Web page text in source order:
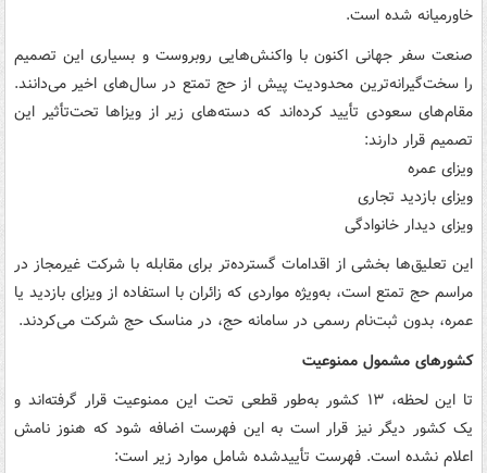
خاورمیانه شده است.
صنعت سفر جهانی اکنون با واکنش‌هایی روبروست و بسیاری این تصمیم
را سخت‌گیرانه‌ترین محدودیت پیش از حج تمتع در سال‌های اخیر می‌دانند.
مقام‌های سعودی تأیید کرده‌اند که دسته‌های زیر از ویزاها تحت‌تأثیر این
تصمیم قرار دارند:
ویزای عمره
ویزای بازدید تجاری
ویزای دیدار خانوادگی
این تعلیق‌ها بخشی از اقدامات گسترده‌تر برای مقابله با شرکت غیرمجاز در
مراسم حج تمتع است، به‌ویژه مواردی که زائران با استفاده از ویزای بازدید یا
عمره، بدون ثبت‌نام رسمی در سامانه حج، در مناسک حج شرکت می‌کردند.
کشورهای مشمول ممنوعیت
تا این لحظه، ۱۳ کشور به‌طور قطعی تحت این ممنوعیت قرار گرفته‌اند و
یک کشور دیگر نیز قرار است به این فهرست اضافه شود که هنوز نامش
اعلام نشده است. فهرست تأییدشده شامل موارد زیر است: